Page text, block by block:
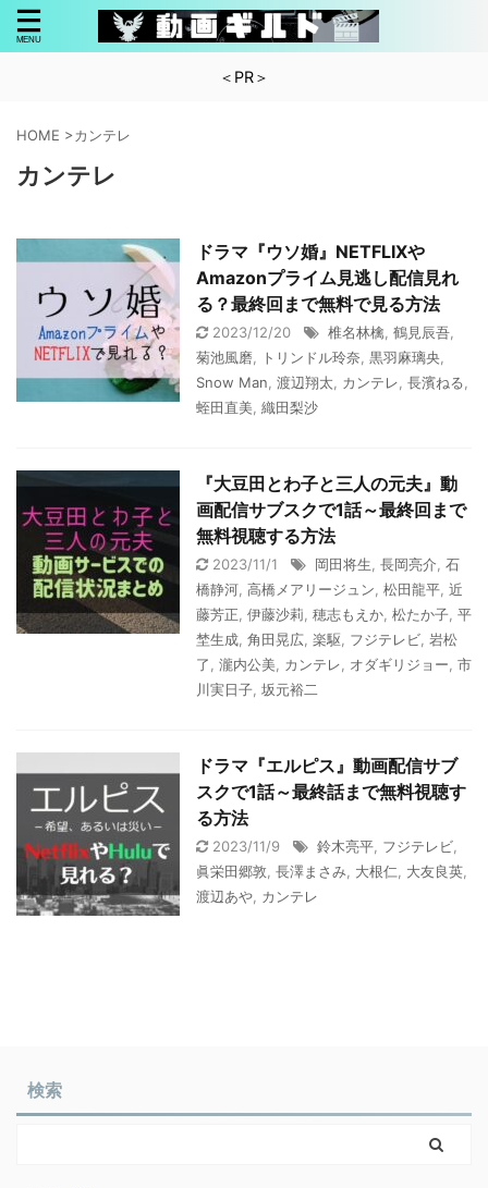
＜PR＞
HOME >カンテレ
カンテレ
ドラマ『ウソ婚』NETFLIXや
Amazonプライム見逃し配信見れ
る？最終回まで無料で見る方法
2023/12/20 椎名林檎 鶴見辰吾
菊池風磨
トリンドル玲奈 黒羽麻璃央
Snow Man 渡辺翔太 カンテレ 長濱ねる
蛭田直美 織田梨沙
『大豆田とわ子と三人の元夫』動
画配信サブスクで1話～最終回まで
無料視聴する方法
2023/11/1 岡田将生 長岡亮介 石
橋静河 高橋メアリージュン 松田龍平 近
藤芳正 伊藤沙莉 穂志もえか 松たか子 平
埜生成 角田晃広 楽駆 フジテレビ 岩松
了
瀧内公美 カンテレ オダギリジョー 市
川実日子 坂元裕二
ドラマ『エルピス』動画配信サブ
スクで1話～最終話まで無料視聴す
る方法
2023/11/9 鈴木亮平 フジテレビ
眞栄田郷敦 長澤まさみ 大根仁 大友良英
渡辺あや
カンテレ
検索